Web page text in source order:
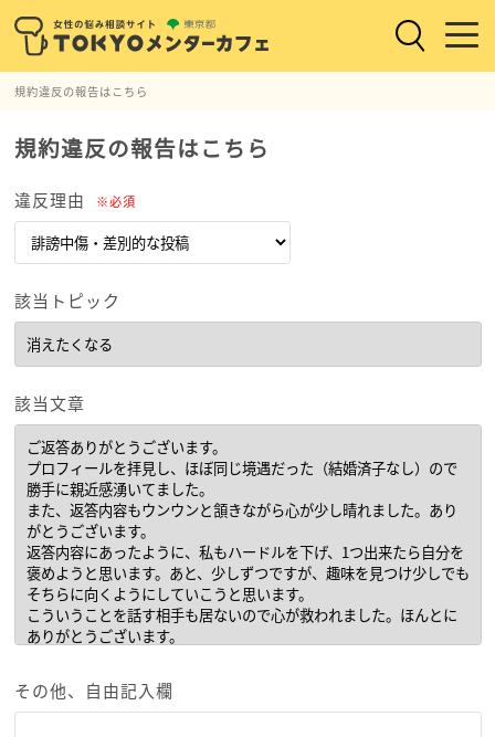
規約違反の報告はこちら
規約違反の報告はこちら
違反理由 ※必須
該当トピック
該当文章
その他、自由記入欄